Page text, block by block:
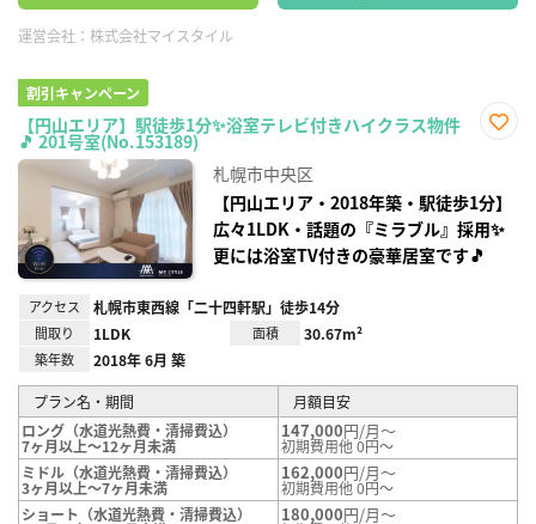
運営会社： 株式会社マイスタイル
割引キャンペーン
【円山エリア】駅徒歩1分✨浴室テレビ付きハイクラス物件
🎵 201号室(No.153189)
録
札幌市中央区
【円山エリア・2018年築・駅徒歩1分】
広々1LDK・話題の『ミラブル』採用✨
更には浴室TV付きの豪華居室です🎵
アクセス 札幌市東西線「二十四軒駅」徒歩14分
間取り 1LDK 面積 30.67m²
築年数 2018年 6月 築
プラン名・期間
月額目安
ロング（水道光熱費・清掃費込）
7ヶ月以上～12ヶ月未満
147,000円/月～
初期費用他 0円～
ミドル（水道光熱費・清掃費込）
3ヶ月以上～7ヶ月未満
162,000円/月～
初期費用他 0円～
ショート（水道光熱費・清掃費込）
180,000円/月～